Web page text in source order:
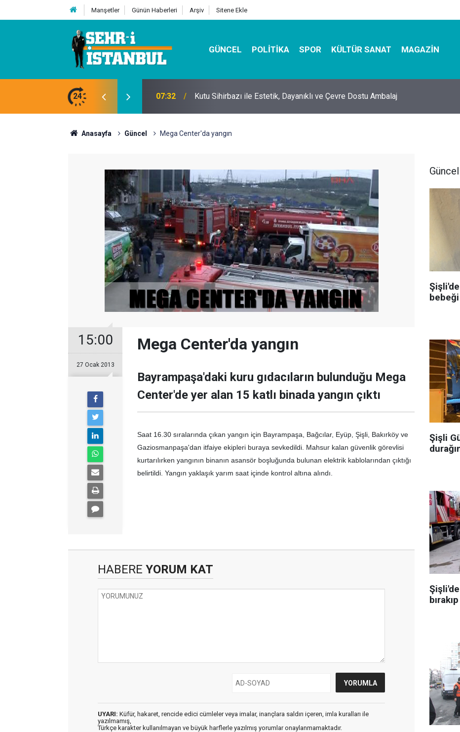
Manşetler Günün Haberleri Arşiv Sitene Ekle
GÜNCEL POLITIKA SPOR KÜLTÜR SANAT MAGAZIN
24 07:32 Kutu Sihirbazı ile Estetik, Dayanıklı ve Çevre Dostu Ambalaj
Anasayfa Güncel Mega Center'da yangın
15:00
27 Ocak 2013
Mega Center'da yangın
Bayrampaşa'daki kuru gıdacıların bulunduğu Mega
Center'de yer alan 15 katlı binada yangın çıktı
Saat 16.30 sıralarında çıkan yangın için Bayrampaşa, Bağcılar, Eyüp, Şişli, Bakırköy ve
Gaziosmanpaşa'dan itfaiye ekipleri buraya sevkedildi. Mahsur kalan güvenlik görevlisi
kurtarılırken yangının binanın asansör boşluğunda bulunan elektrik kablolarından çıktığı
belirtildi. Yangın yaklaşık yarım saat içinde kontrol altına alındı.
HABERE YORUM KAT
UYARI: Küfür, hakaret, rencide edici cümleler veya imalar, inançlara saldırı içeren, imla kuralları ile
yazılmamış,
Türkçe karakter kullanılmayan ve büyük harflerle yazılmış yorumlar onaylanmamaktadır.
Güncel
Şişli